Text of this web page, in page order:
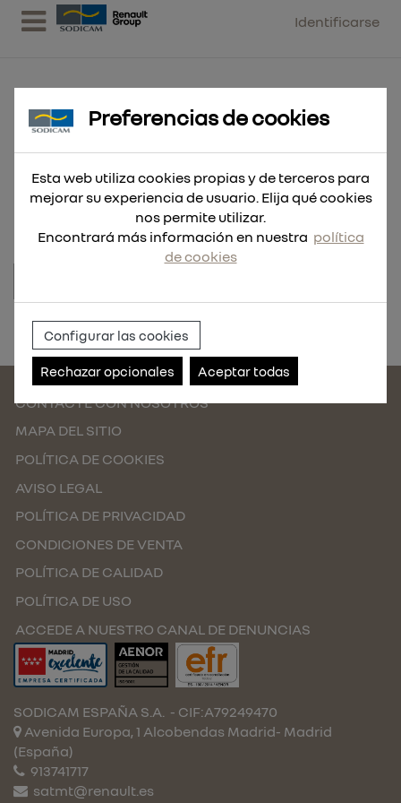
Identificarse
Pantalla CONTRACTOR
transparente de repuesto BOLT™
Referencia:4932498239
CONTACTE CON NOSOTROS
MAPA DEL SITIO
POLÍTICA DE COOKIES
AVISO LEGAL
POLÍTICA DE PRIVACIDAD
CONDICIONES DE VENTA
POLÍTICA DE CALIDAD
POLÍTICA DE USO
ACCEDE A NUESTRO CANAL DE DENUNCIAS
SODICAM ESPAÑA S.A. - CIF:A79249470
Avenida Europa, 1 Alcobendas Madrid- Madrid
(España)
913741717
satmt@renault.es
Preferencias de cookies
Esta web utiliza cookies propias y de terceros para
mejorar su experiencia de usuario. Elija qué cookies
nos permite utilizar.
Encontrará más información en nuestra política
de cookies
Configurar las cookies
Rechazar opcionales Aceptar todas